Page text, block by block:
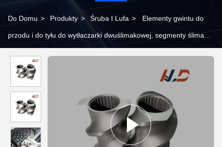
Do Domu > Produkty > Śruba I Lufa > Elementy gwintu do
przodu i do tyłu do wytłaczarki dwuślimakowej, segmenty ślimaka